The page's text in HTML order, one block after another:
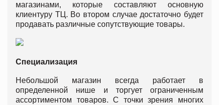
магазинами, которые составляют основную
клиентуру ТЦ. Во втором случае достаточно будет
продавать различные сопутствующие товары.
Специализация
Небольшой магазин всегда работает в
определенной нише и торгует ограниченным
ассортиментом товаров. С точки зрения многих